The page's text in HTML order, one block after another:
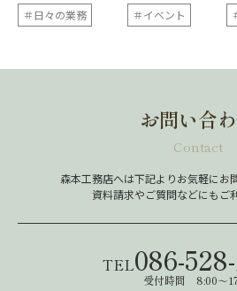
＃日々の業務
＃イベント
お問い合
Contact
森本工務店へは下記よりお気軽にお
資料請求やご質問などにもご
TEL086-
受付時間 8:00～